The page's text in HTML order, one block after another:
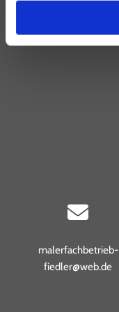
malerfachbetrieb-
fiedler@web.de